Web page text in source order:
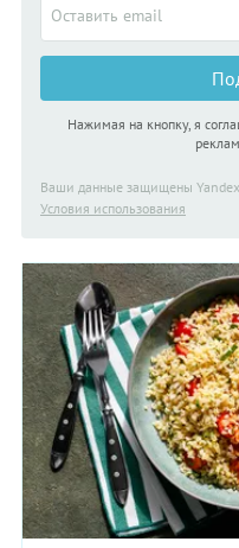
Нажимая на кнопку, я
Ваши данные защищены
Условия использования